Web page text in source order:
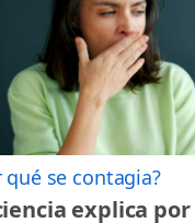
qué se contagia?
explica